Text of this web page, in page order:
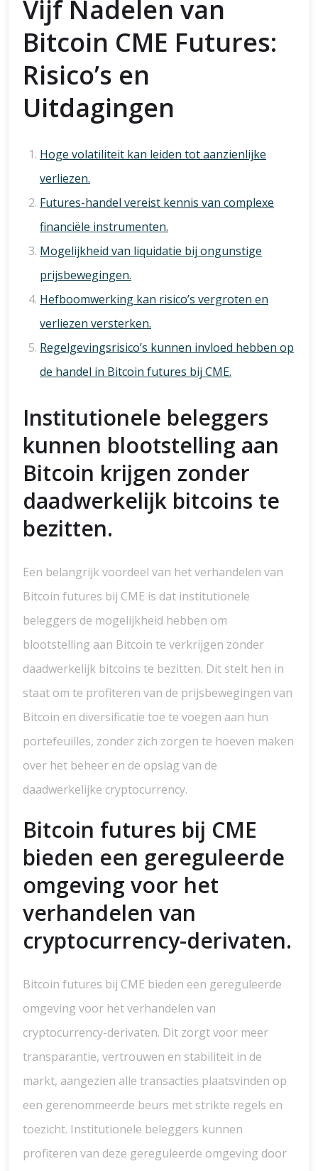
Vijf Nadelen van
Bitcoin CME Futures:
Risico’s en
Uitdagingen
Hoge volatiliteit kan leiden tot aanzienlijke
verliezen.
Futures-handel vereist kennis van complexe
financiële instrumenten.
Mogelijkheid van liquidatie bij ongunstige
prijsbewegingen.
Hefboomwerking kan risico’s vergroten en
verliezen versterken.
Regelgevingsrisico’s kunnen invloed hebben op
de handel in Bitcoin futures bij CME.
Institutionele beleggers
kunnen blootstelling aan
Bitcoin krijgen zonder
daadwerkelijk bitcoins te
bezitten.
Een belangrijk voordeel van het verhandelen van
Bitcoin futures bij CME is dat institutionele
beleggers de mogelijkheid hebben om
blootstelling aan Bitcoin te verkrijgen zonder
daadwerkelijk bitcoins te bezitten. Dit stelt hen in
staat om te profiteren van de prijsbewegingen van
Bitcoin en diversificatie toe te voegen aan hun
portefeuilles, zonder zich zorgen te hoeven maken
over het beheer en de opslag van de
daadwerkelijke cryptocurrency.
Bitcoin futures bij CME
bieden een gereguleerde
omgeving voor het
verhandelen van
cryptocurrency-derivaten.
Bitcoin futures bij CME bieden een gereguleerde
omgeving voor het verhandelen van
cryptocurrency-derivaten. Dit zorgt voor meer
transparantie, vertrouwen en stabiliteit in de
markt, aangezien alle transacties plaatsvinden op
een gerenommeerde beurs met strikte regels en
toezicht. Institutionele beleggers kunnen
profiteren van deze gereguleerde omgeving door